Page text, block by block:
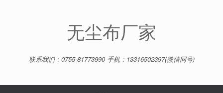
无尘布厂家
联系我们：0755-81773990 手机：13316502397(微信同号)